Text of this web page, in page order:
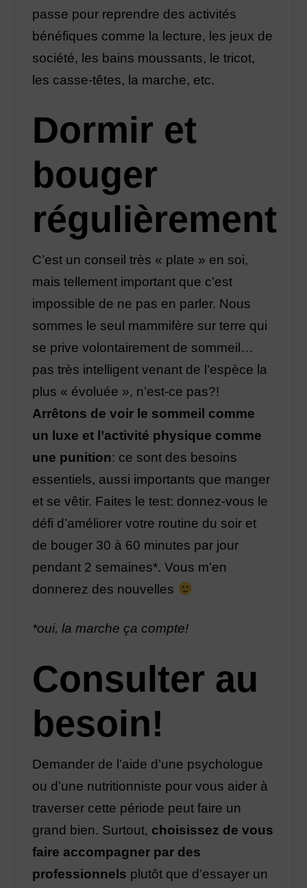
passe pour reprendre des activités
bénéfiques comme la lecture, les jeux de
société, les bains moussants, le tricot,
les casse-têtes, la marche, etc.
Dormir et
bouger
régulièrement
C’est un conseil très « plate » en soi,
mais tellement important que c’est
impossible de ne pas en parler. Nous
sommes le seul mammifère sur terre qui
se prive volontairement de sommeil…
pas très intelligent venant de l’espèce la
plus « évoluée », n’est-ce pas?!
Arrêtons de voir le sommeil comme
un luxe et l’activité physique comme
une punition: ce sont des besoins
essentiels, aussi importants que manger
et se vêtir. Faites le test: donnez-vous le
défi d’améliorer votre routine du soir et
de bouger 30 à 60 minutes par jour
pendant 2 semaines*. Vous m’en
donnerez des nouvelles
*oui, la marche ça compte!
Consulter au
besoin!
Demander de l’aide d’une psychologue
ou d’une nutritionniste pour vous aider à
traverser cette période peut faire un
grand bien. Surtout, choisissez de vous
faire accompagner par des
professionnels plutôt que d’essayer un